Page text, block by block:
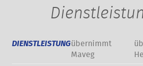
DIENSTLEISTUNGübernimmt
Maveg